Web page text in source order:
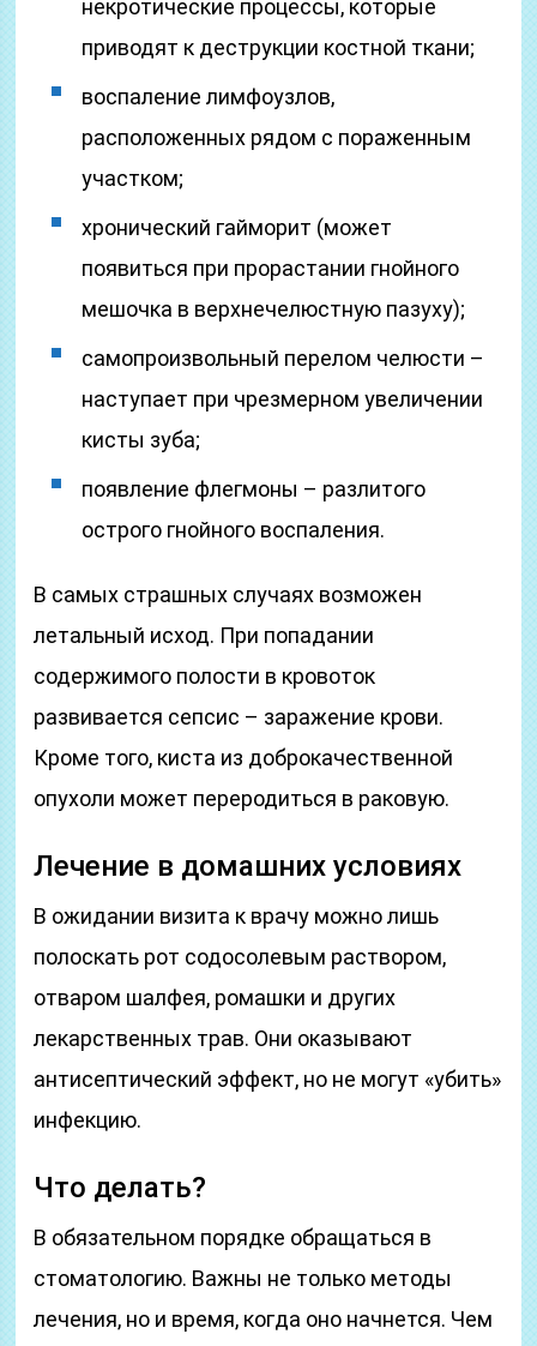
некротические процессы, которые
приводят к деструкции костной ткани;
воспаление лимфоузлов,
расположенных рядом с пораженным
участком;
хронический гайморит (может
появиться при прорастании гнойного
мешочка в верхнечелюстную пазуху);
самопроизвольный перелом челюсти –
наступает при чрезмерном увеличении
кисты зуба;
появление флегмоны – разлитого
острого гнойного воспаления.
В самых страшных случаях возможен
летальный исход. При попадании
содержимого полости в кровоток
развивается сепсис – заражение крови.
Кроме того, киста из доброкачественной
опухоли может переродиться в раковую.
Лечение в домашних условиях
В ожидании визита к врачу можно лишь
полоскать рот содосолевым раствором,
отваром шалфея, ромашки и других
лекарственных трав. Они оказывают
антисептический эффект, но не могут «убить»
инфекцию.
Что делать?
В обязательном порядке обращаться в
стоматологию. Важны не только методы
лечения, но и время, когда оно начнется. Чем